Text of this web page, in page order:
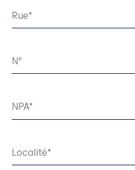
Rue
N°
NPA
Localité